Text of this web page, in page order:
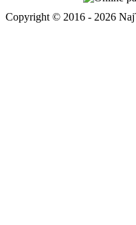
Copyright © 2016 - 2026